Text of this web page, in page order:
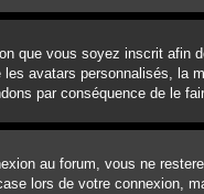
que vous soyez inscrit
avatars personnalisés, la
par conséquence de le
au forum, vous ne
lors de votre connexion,